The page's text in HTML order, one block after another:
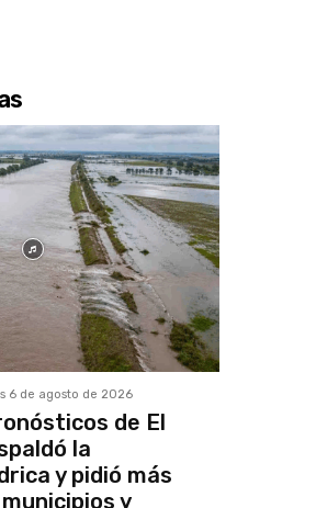
6 de agosto de 2026
de El
la
y pidió más
y